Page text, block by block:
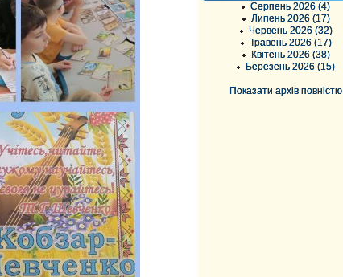
Серпень 2026 (4)
Липень 2026 (17)
Червень 2026 (32)
Травень 2026 (17)
Квітень 2026 (38)
Березень 2026 (15)
Показати архів повністю